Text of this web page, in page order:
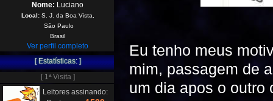
Eu tenho meus
mim, passagem de
um dia apos o outro
Nome: Luciano
Local:S. J. da Boa Vista,
São Paulo
Brasil
Ver perfil completo
[ Estatísticas: ]
[ 1ª Visita ]
Leitores assinando: